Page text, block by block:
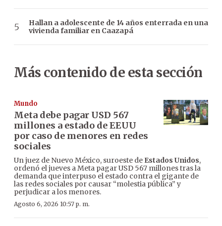
Hallan a adolescente de 14 años enterrada en una
vivienda familiar en Caazapá
Más contenido de esta sección
Mundo
Meta debe pagar USD 567
millones a estado de EEUU
por caso de menores en redes
sociales
Un juez de Nuevo México, suroeste de Estados Unidos,
ordenó el jueves a Meta pagar USD 567 millones tras la
demanda que interpuso el estado contra el gigante de
las redes sociales por causar “molestia pública” y
perjudicar a los menores.
Agosto 6, 2026 10:57 p. m.